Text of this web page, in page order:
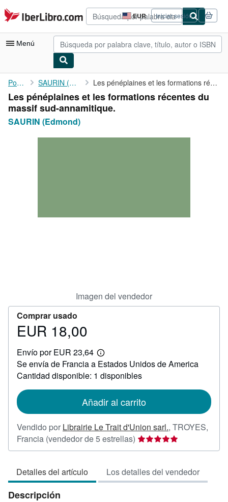
Pasar al contenido principal
IberLibro.com EUR
Preferencias
de
compra
del
Iniciar sesión
Menú
Mi cuenta
Consultar mis pedidos
Cerrar sesión
Búsqueda avanzada
Portada SAURIN (Edmond) Les pénéplaines et les formations récentes du massif ...
Les pénéplaines et les formations récentes du
massif sud-annamitique.
SAURIN (Edmond)
Imagen del vendedor
Comprar usado
Precio
18,00
EUR 18,00
Envío por EUR 23,64
Más
información
sobre
las
envío
Se envía de Francia a Estados Unidos de America
Cantidad disponible: 1 disponibles
Añadir al carrito
Vendido por Librairie Le Trait d'Union sarl., TROYES,
Francia (vendedor de 5 estrellas) Calificación
del
5
de
Detalles del artículo Los detalles del vendedor
Descripción